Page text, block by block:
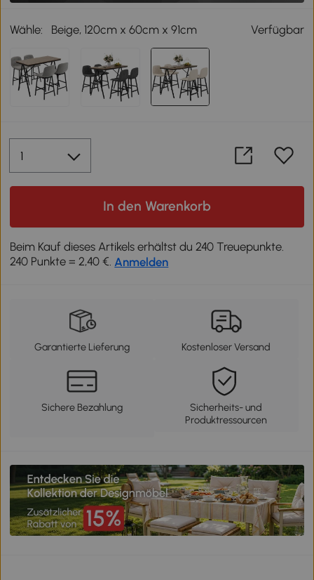
Wähle: Beige, 120cm x 60cm x 91cm Verfügbar
In den Warenkorb
Beim Kauf dieses Artikels erhältst du 240 Treuepunkte.
240 Punkte = 2,40 €. Anmelden
Garantierte Lieferung Kostenloser Versand
Sichere Bezahlung
Sicherheits- und
Produktressourcen